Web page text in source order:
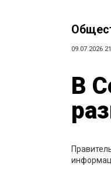
09.07.2026
В